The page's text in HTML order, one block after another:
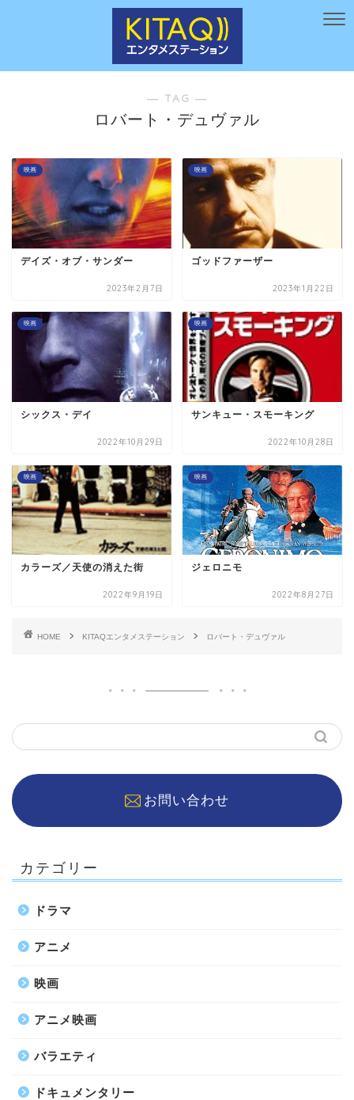
― TAG ―
ロバート・デュヴァル
映画
デイズ・オブ・サンダー
2023年2月7日
映画
ゴッドファーザー
2023年1月22日
映画
シックス・デイ
2022年10月29日
映画
サンキュー・スモーキング
2022年10月28日
映画
カラーズ／天使の消えた街
2022年9月19日
映画
ジェロニモ
2022年8月27日
HOME KITAQエンタメステーション ロバート・デュヴァル
お問い合わせ
カテゴリー
ドラマ
アニメ
映画
アニメ映画
バラエティ
ドキュメンタリー